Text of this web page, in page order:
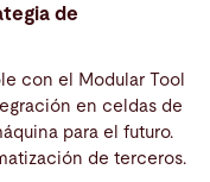
de
con el Modular Tool
en celdas de
para el futuro.
de terceros.